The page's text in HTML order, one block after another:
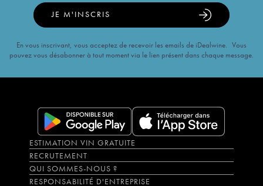
JE M'INSCRIS
En vous inscrivant, vous acceptez de recevoir les emails de iDealwine. Vous
pouvez vous désabonner à tout moment via le lien présent dans chaque message.
ESTIMATION VIN GRATUITE
RECRUTEMENT
QUI SOMMES-NOUS ?
RESPONSABILITÉ D'ENTREPRISE